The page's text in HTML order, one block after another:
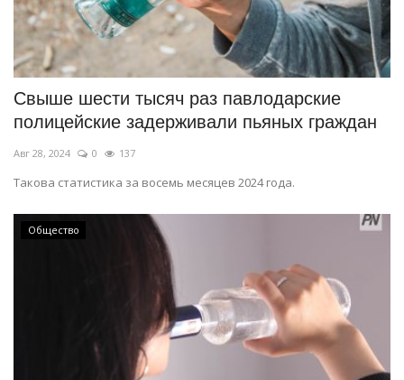
Свыше шести тысяч раз павлодарские
полицейские задерживали пьяных граждан
Авг 28, 2024 0 137
Такова статистика за восемь месяцев 2024 года.
Общество